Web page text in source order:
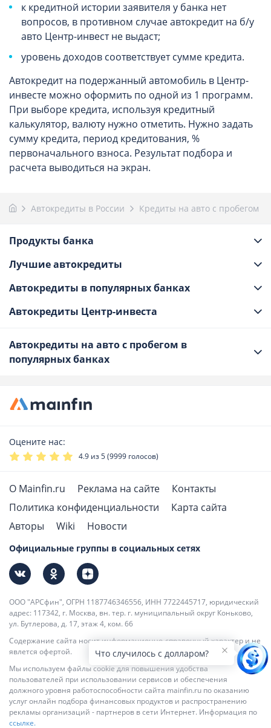
к кредитной истории заявителя у банка нет
вопросов, в противном случае автокредит на б/у
авто Центр-инвест не выдаст;
уровень доходов соответствует сумме кредита.
Автокредит на подержанный автомобиль в Центр-
инвесте можно оформить по одной из 1 программ.
При выборе кредита, используя кредитный
калькулятор, валюту нужно отметить. Нужно задать
сумму кредита, период кредитования, %
первоначального взноса. Результат подбора и
расчета выводиться на экран.
Автокредиты в России Кредиты на авто с пробегом
Продукты банка
Лучшие автокредиты
Автокредиты в популярных банках
Автокредиты Центр-инвеста
Автокредиты на авто с пробегом в
популярных банках
Оцените нас:
4.9 из 5 (9999 голосов)
О Mainfin.ru Реклама на сайте
Контакты
Политика конфиденциальности
Карта сайта
Авторы
Wiki Новости
ООО "АРСфин", ОГРН 1187746346556, ИНН 7722445717, юридический
адрес: 117342, г. Москва, вн. тер. г. муниципальный округ Коньково,
ул. Бутлерова, д. 17, этаж 4, ком. 66
Содержание сайта носит информационно-справочный характер и не
явлется офертой.
Мы используем файлы cookie для повышения удобства
пользователей при использовании сервисов и обеспечения
должного уровня работоспособности сайта mainfin.ru по оказанию
услуг онлайн подбора финансовых продуктов и распространению
рекламы организаций - партнеров в сети Интернет. Информация по
ссылке.
Официальные группы в социальных сетях
Что случилось с долларом?